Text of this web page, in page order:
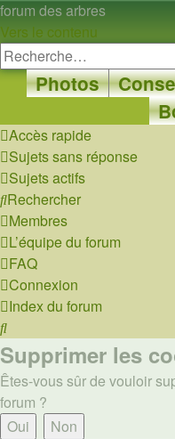
forum des arbres
Vers le contenu
Photos
Accès rapide
Sujets sans réponse
Sujets actifs
Rechercher
Membres
L’équipe du forum
FAQ
Connexion
Index du forum
Rechercher
Supprimer les
Êtes-vous sûr de vouloir
forum ?